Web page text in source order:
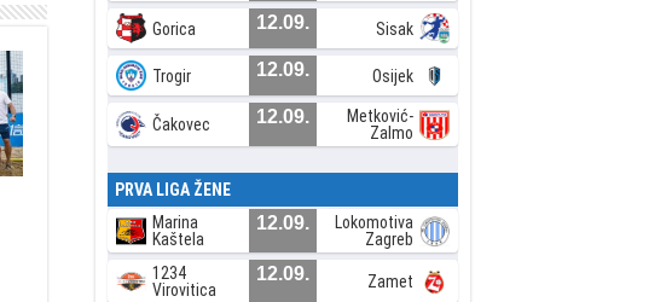
Gorica 12.09. Sisak
Trogir 12.09. Osijek
Čakovec 12.09.
Metković-
Zalmo
PRVA LIGA ŽENE
Marina
Kaštela
12.09.
Lokomotiva
Zagreb
1234
Virovitica
12.09. Zamet